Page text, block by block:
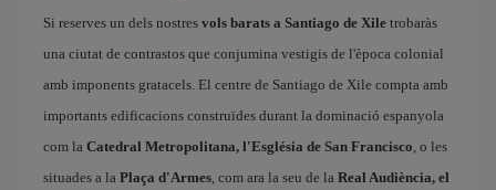
Si reserves un dels nostres vols barats a Santiago de Xile trobaràs
una ciutat de contrastos que conjumina vestigis de l'època colonial
amb imponents gratacels. El centre de Santiago de Xile compta amb
importants edificacions construïdes durant la dominació espanyola
com la Catedral Metropolitana, l'Església de San Francisco, o les
situades a la Plaça d'Armes, com ara la seu de la Real Audiència, el